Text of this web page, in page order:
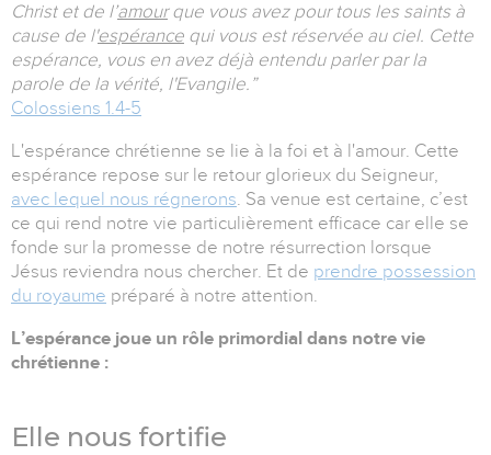
Christ et de l’amourque vous avez pour tous les saints à
cause de l'espérance qui vous est réservée au ciel. Cette
espérance, vous en avez déjà entendu parler par la
parole de la vérité, l'Evangile.”
Colossiens 1.4-5
L'espérance chrétienne se lie à la foi et à l'amour. Cette
espérance repose sur le retour glorieux du Seigneur,
avec lequel nous régnerons. Sa venue est certaine, c’est
ce qui rend notre vie particulièrement efficace car elle se
fonde sur la promesse de notre résurrection lorsque
Jésus reviendra nous chercher. Et de prendre possession
du royaume préparé à notre attention.
L’espérance joue un rôle primordial dans notre vie
chrétienne :
Elle nous fortifie